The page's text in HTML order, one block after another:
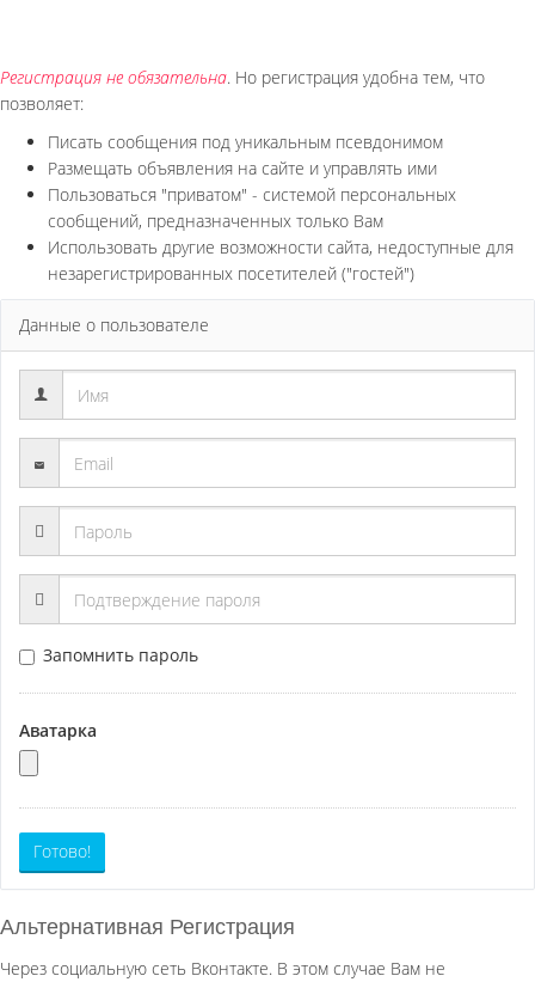
Регистрация не обязательна. Но регистрация удобна тем, что
позволяет:
Писать сообщения под уникальным псевдонимом
Размещать объявления на сайте и управлять ими
Пользоваться "приватом" - системой персональных
сообщений, предназначенных только Вам
Использовать другие возможности сайта, недоступные для
незарегистрированных посетителей ("гостей")
Данные о пользователе
Запомнить пароль
Аватарка
Готово!
Альтернативная Регистрация
Через социальную сеть Вконтакте. В этом случае Вам не